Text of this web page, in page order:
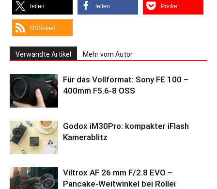
teilen teilen Pocket
RSS-feed
Verwandte Artikel Mehr vom Autor
Für das Vollformat: Sony FE 100 –
400mm F5.6-8 OSS
Godox iM30Pro: kompakter iFlash
Kamerablitz
Viltrox AF 26 mm F/2.8 EVO –
Pancake-Weitwinkel bei Rollei